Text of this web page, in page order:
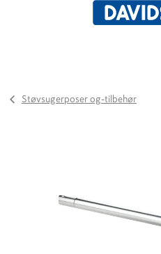
Støvsugerposer og-tilbehør